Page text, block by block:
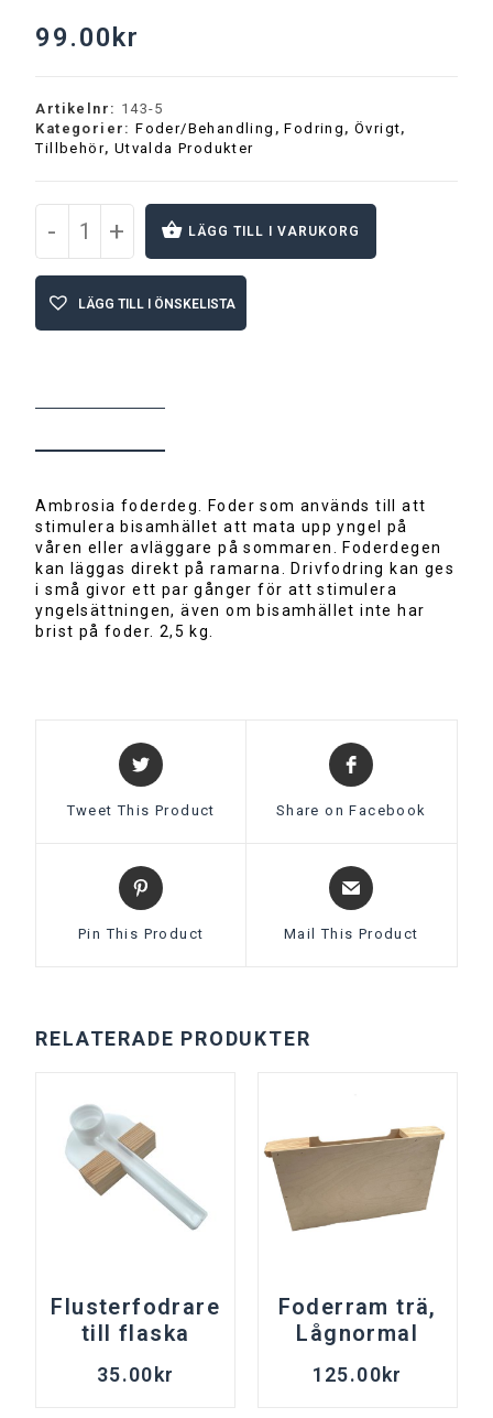
99.00 kr
Artikelnr: 143-5
Kategorier:Foder/Behandling ,Fodring ,Övrigt,
Tillbehör, Utvalda Produkter
- + LÄGG TILL I VARUKORG
e
v
:
LÄGG TILL I ÖNSKELISTA
Ambrosia foderdeg. Foder som används till att
stimulera bisamhället att mata upp yngel på
våren eller avläggare på sommaren. Foderdegen
kan läggas direkt på ramarna. Drivfodring kan ges
i små givor ett par gånger för att stimulera
yngelsättningen, även om bisamhället inte har
brist på foder. 2,5 kg.
Tweet This Product Share on Facebook
Pin This Product Mail This Product
RELATERADE PRODUKTER
Flusterfodrare
till flaska
35.00kr
Foderram trä,
Lågnormal
125.00kr